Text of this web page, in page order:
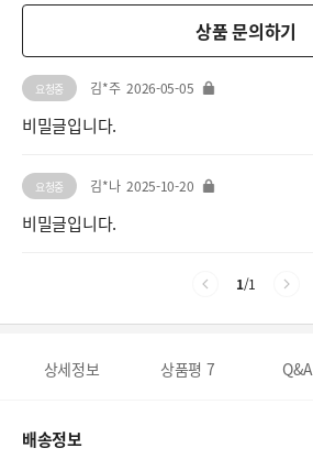
상품 문의하기
요청중 김*주 2026-05-05
비밀글입니다.
요청중 김*나 2025-10-20
비밀글입니다.
1/1
상세정보 상품평 7 Q&A
배송정보